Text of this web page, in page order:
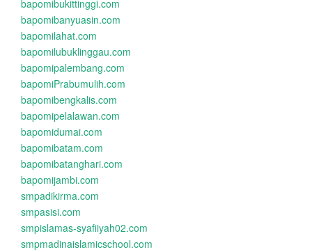
bapomibukittinggi.com
bapomibanyuasin.com
bapomilahat.com
bapomilubuklinggau.com
bapomipalembang.com
bapomiPrabumulih.com
bapomibengkalis.com
bapomipelalawan.com
bapomidumai.com
bapomibatam.com
bapomibatanghari.com
bapomijambi.com
smpadikirma.com
smpasisi.com
smpislamas-syafiiyah02.com
smpmadinaislamicschool.com